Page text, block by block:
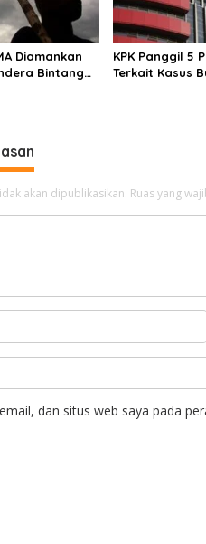
Diamankan
Bintang
KPK Panggil 5
Terkait Kasus
akan dipublikasikan. Ruas yang
dan situs web saya pada